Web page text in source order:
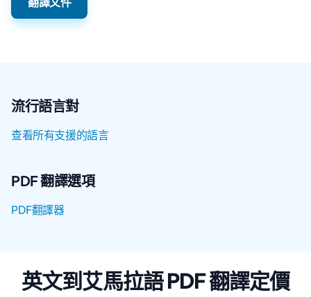
流行語言對
查看所有支援的語言
PDF 翻譯選項
PDF翻譯器
英文到艾馬拉語 PDF 翻譯定價